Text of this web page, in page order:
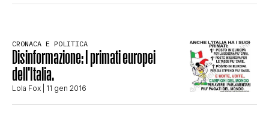
COMPLOTTI, LEGGENDE URBANE ED
EVERGREEN
CRONACA E POLITICA
Disinformazione: I primati europei
dell’Italia.
Lola Fox | 11 gen 2016